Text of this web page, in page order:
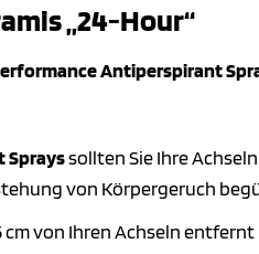
„24-Hour“
Antiperspirant
Sprayssollten Sie Ihre
von Körpergeruch
von Ihren Achseln